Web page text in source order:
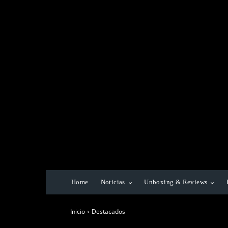
Home Noticias Unboxing & Reviews
Inicio Destacados